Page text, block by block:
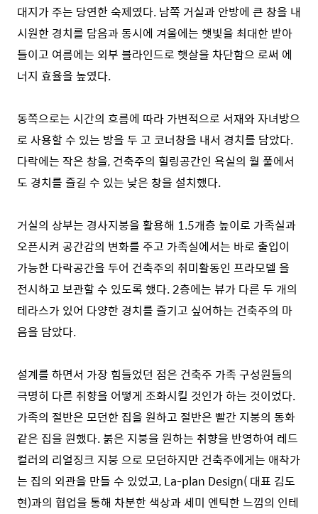
대지가 주는 당연한 숙제였다. 남쪽 거실과 안방에 큰 창을 내
시원한 경치를 담음과 동시에 겨울에는 햇빛을 최대한 받아
들이고 여름에는 외부 블라인드로 햇살을 차단함으 로써 에
너지 효율을 높였다.
동쪽으로는 시간의 흐름에 따라 가변적으로 서재와 자녀방으
로 사용할 수 있는 방을 두 고 코너창을 내서 경치를 담았다.
다락에는 작은 창을, 건축주의 힐링공간인 욕실의 월 풀에서
도 경치를 즐길 수 있는 낮은 창을 설치했다.
거실의 상부는 경사지붕을 활용해 1.5개층 높이로 가족실과
오픈시켜 공간감의 변화를 주고 가족실에서는 바로 출입이
가능한 다락공간을 두어 건축주의 취미활동인 프라모델 을
전시하고 보관할 수 있도록 했다. 2층에는 뷰가 다른 두 개의
테라스가 있어 다양한 경치를 즐기고 싶어하는 건축주의 마
음을 담았다.
설계를 하면서 가장 힘들었던 점은 건축주 가족 구성원들의
극명히 다른 취향을 어떻게 조화시킬 것인가 하는 것이었다.
가족의 절반은 모던한 집을 원하고 절반은 빨간 지붕의 동화
같은 집을 원했다. 붉은 지붕을 원하는 취향을 반영하여 레드
컬러의 리얼징크 지붕 으로 모던하지만 건축주에게는 애착가
는 집의 외관을 만들 수 있었고, La-plan Design( 대표 김도
현)과의 협업을 통해 차분한 색상과 세미 엔틱한 느낌의 인테